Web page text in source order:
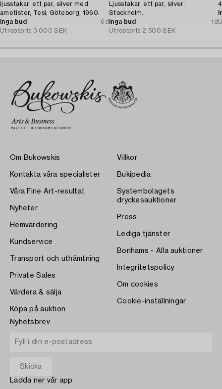
ljusstakar, ett par, silver med
ametister, Tesi, Göteborg, 1960.
Inga bud
6d
Utropspris 3 000 SEK
Ljusstakar, ett par, silver,
Stockholm.
Inga bud
1d
Utropspris 2 500 SEK
Om Bukowskis
Kontakta våra specialister
Våra Fine Art-resultat
Nyheter
Hemvärdering
Kundservice
Transport och uthämtning
Private Sales
Värdera & sälja
Köpa på auktion
Villkor
Bukipedia
Systembolagets
dryckesauktioner
Press
Lediga tjänster
Bonhams - Alla auktioner
Integritetspolicy
Om cookies
Cookie-inställningar
Nyhetsbrev
Ladda ner vår app